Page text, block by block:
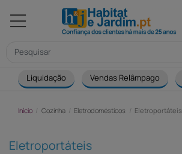
Liquidação Vendas Relâmpago
Início Cozinha Eletrodomésticos Eletroportáteis
Eletroportáteis